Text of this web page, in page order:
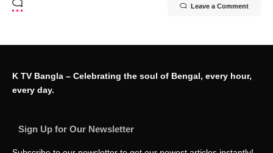
Leave a Comment
K TV Bangla – Celebrating the soul of Bengal, every hour,
every day.
Sign Up for Our Newsletter